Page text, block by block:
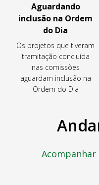
Aguardando
inclusão na Ordem
do Dia
Os projetos que tiveram
tramitação concluída
nas comissões
aguardam inclusão na
Ordem do Dia